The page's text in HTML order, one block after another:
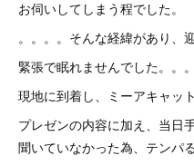
お伺いしてしまう程でした。
。。。。そんな経緯があり、
緊張で眠れませんでした。。
現地に到着し、ミーアキャッ
プレゼンの内容に加え、当日
聞いていなかった為、テンパ